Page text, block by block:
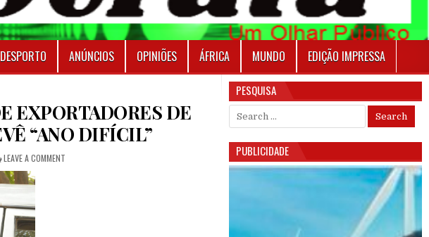
DESPORTO ANÚNCIOS OPINIÕES ÁFRICA MUNDO EDIÇÃO IMPRESSA
EXPORTADORES DE
“ANO DIFÍCIL”
LEAVE A COMMENTON PRESIDENTE DA ASSOCIAÇÃO DE EXPORTADORES DE CAJU DA GUINÉ-BISSAU PREVÊ “ANO DIFÍCIL”
PESQUISA
Search for:
PUBLICIDADE